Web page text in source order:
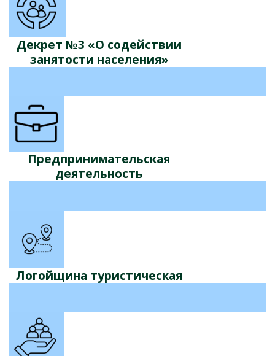
Декрет №3 «О содействии
занятости населения»
Предпринимательская
деятельность
Логойщина туристическая